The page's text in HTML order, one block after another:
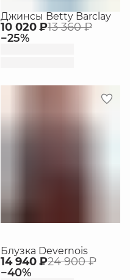
Джинсы Betty Barclay
10 020 ₽13 360 ₽
−25%
Блузка Devernois
14 940 ₽24 900 ₽
−40%